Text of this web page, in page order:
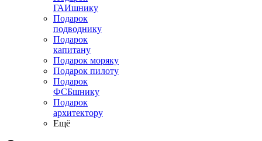
ГАИшнику
Подарок
подводнику
Подарок
капитану
Подарок моряку
Подарок пилоту
Подарок
ФСБшнику
Подарок
архитектору
Ещё